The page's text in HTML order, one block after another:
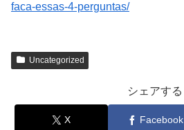
faca-essas-4-perguntas/
Uncategorized
シェアする
X Facebook